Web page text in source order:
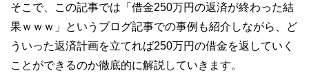
そこで、この記事では「借金250万円の返済が終わった結
果ｗｗｗ」というブログ記事での事例も紹介しながら、ど
ういった返済計画を立てれば250万円の借金を返していく
ことができるのか徹底的に解説していきます。